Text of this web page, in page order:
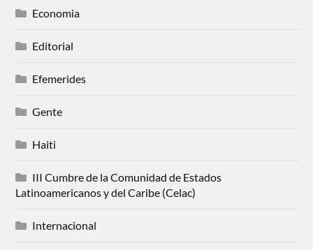
Economia
Editorial
Efemerides
Gente
Haiti
III Cumbre de la Comunidad de Estados
Latinoamericanos y del Caribe (Celac)
Internacional